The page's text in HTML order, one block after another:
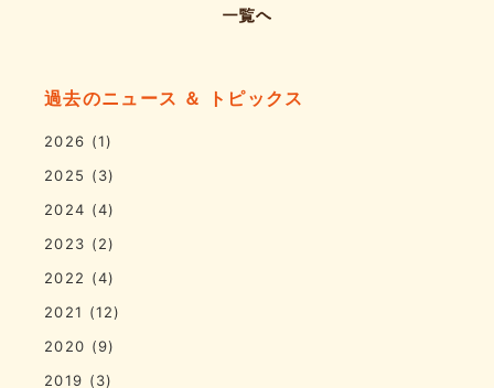
過去のニュース ＆ トピックス
2026 (1)
2025 (3)
2024 (4)
2023 (2)
2022 (4)
2021 (12)
2020 (9)
2019 (3)